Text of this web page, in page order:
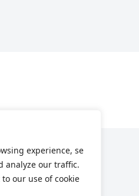
experience, se
analyze our traffic.
our use of cookie